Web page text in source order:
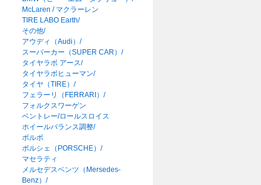
McLaren / マクラーレン
TIRE LABO Earth/
その他/
アウディ（Audi）/
スーパーカー（SUPER CAR）/
タイヤラボ アース/
タイヤラボヒューマン/
タイヤ（TIRE）/
フェラーリ（FERRARI）/
フォルクスワーゲン
ベントレー/ロールスロイス
ホイールバランス調整/
ボルボ
ポルシェ（PORSCHE）/
マセラティ
メルセデスベンツ（Mersedes-
Benz）/